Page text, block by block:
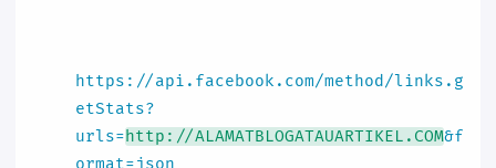
https://api.facebook.com/method/links.g
etStats?
urls=http://ALAMATBLOGATAUARTIKEL.COM&f